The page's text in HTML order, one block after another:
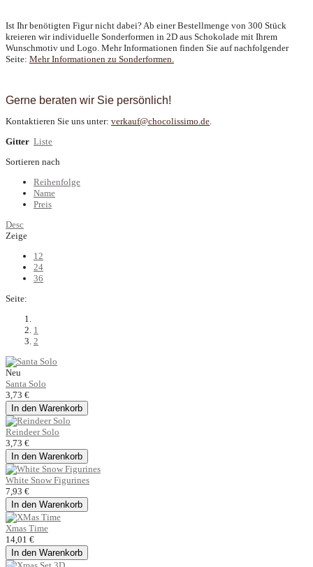
Ist Ihr benötigten Figur nicht dabei? Ab einer Bestellmenge von 300 Stück
kreieren wir individuelle Sonderformen in 2D aus Schokolade mit Ihrem
Wunschmotiv und Logo. Mehr Informationen finden Sie auf nachfolgender
Seite: Mehr Informationen zu Sonderformen.
Gerne beraten wir Sie persönlich!
Kontaktieren Sie uns unter: verkauf@chocolissimo.de
Gitter Liste
Sortieren nach
Reihenfolge
Name
Preis
Desc
Zeige
12
24
36
Seite:
1
2
Neu
Santa Solo
3,73 €
In den Warenkorb
Reindeer Solo
3,73 €
In den Warenkorb
White Snow Figurines
7,93 €
In den Warenkorb
Xmas Time
14,01 €
In den Warenkorb